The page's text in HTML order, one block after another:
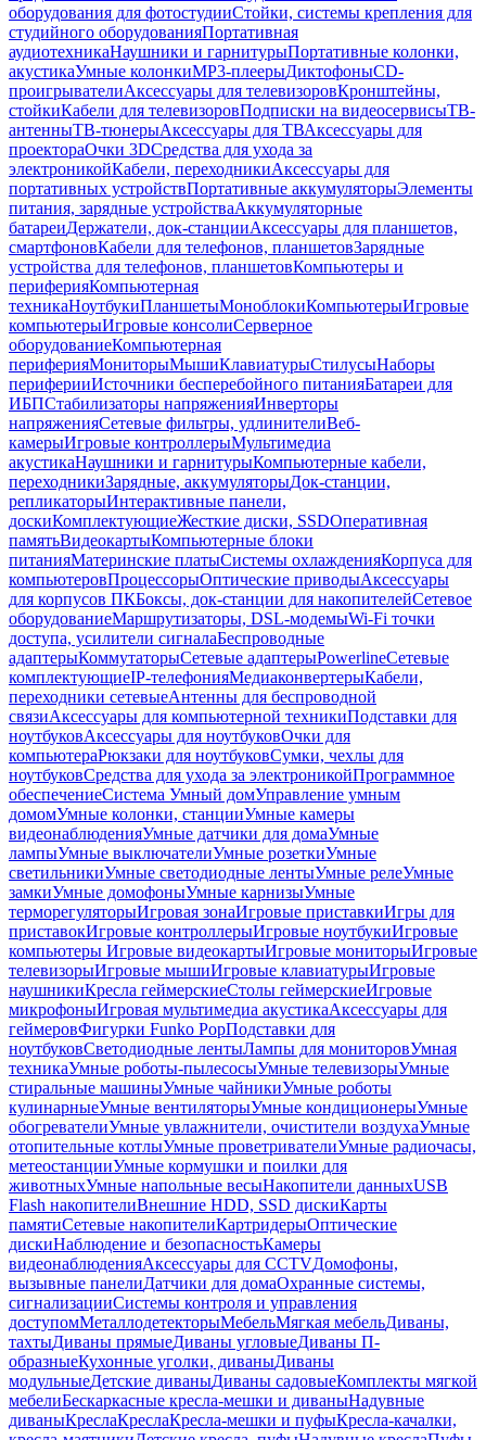
оборудования для фотостудииСтойки, системы крепления для
студийного оборудованияПортативная
аудиотехникаНаушники и гарнитурыПортативные колонки,
акустикаУмные колонкиMP3-плеерыДиктофоныCD-
проигрывателиАксессуары для телевизоровКронштейны,
стойкиКабели для телевизоровПодписки на видеосервисыТВ-
антенныТВ-тюнерыАксессуары для ТВАксессуары для
проектораОчки 3DСредства для ухода за
электроникойКабели, переходникиАксессуары для
портативных устройствПортативные аккумуляторыЭлементы
питания, зарядные устройстваАккумуляторные
батареиДержатели, док-станцииАксессуары для планшетов,
смартфоновКабели для телефонов, планшетовЗарядные
устройства для телефонов, планшетовКомпьютеры и
периферияКомпьютерная
техникаНоутбукиПланшетыМоноблокиКомпьютерыИгровые
компьютерыИгровые консолиСерверное
оборудованиеКомпьютерная
периферияМониторыМышиКлавиатурыСтилусыНаборы
периферииИсточники бесперебойного питанияБатареи для
ИБПСтабилизаторы напряженияИнверторы
напряженияСетевые фильтры, удлинителиВеб-
камерыИгровые контроллерыМультимедиа
акустикаНаушники и гарнитурыКомпьютерные кабели,
переходникиЗарядные, аккумуляторыДок-станции,
репликаторыИнтерактивные панели,
доскиКомплектующиеЖесткие диски, SSDОперативная
памятьВидеокартыКомпьютерные блоки
питанияМатеринские платыСистемы охлажденияКорпуса для
компьютеровПроцессорыОптические приводыАксессуары
для корпусов ПКБоксы, док-станции для накопителейСетевое
оборудованиеМаршрутизаторы, DSL-модемыWi-Fi точки
доступа, усилители сигналаБеспроводные
адаптерыКоммутаторыСетевые адаптерыPowerlineСетевые
комплектующиеIP-телефонияМедиаконвертерыКабели,
переходники сетевыеАнтенны для беспроводной
связиАксессуары для компьютерной техникиПодставки для
ноутбуковАксессуары для ноутбуковОчки для
компьютераРюкзаки для ноутбуковСумки, чехлы для
ноутбуковСредства для ухода за электроникойПрограммное
обеспечениеСистема Умный домУправление умным
домомУмные колонки, станцииУмные камеры
видеонаблюденияУмные датчики для домаУмные
лампыУмные выключателиУмные розеткиУмные
светильникиУмные светодиодные лентыУмные релеУмные
замкиУмные домофоныУмные карнизыУмные
терморегуляторыИгровая зонаИгровые приставкиИгры для
приставокИгровые контроллерыИгровые ноутбукиИгровые
компьютеры Игровые видеокартыИгровые мониторыИгровые
телевизорыИгровые мышиИгровые клавиатурыИгровые
наушникиКресла геймерскиеСтолы геймерскиеИгровые
микрофоныИгровая мультимедиа акустикаАксессуары для
геймеровФигурки Funko PopПодставки для
ноутбуковСветодиодные лентыЛампы для мониторовУмная
техникаУмные роботы-пылесосыУмные телевизорыУмные
стиральные машиныУмные чайникиУмные роботы
кулинарныеУмные вентиляторыУмные кондиционерыУмные
обогревателиУмные увлажнители, очистители воздухаУмные
отопительные котлыУмные проветривателиУмные радиочасы,
метеостанцииУмные кормушки и поилки для
животныхУмные напольные весыНакопители данныхUSB
Flash накопителиВнешние HDD, SSD дискиКарты
памятиСетевые накопителиКартридерыОптические
дискиНаблюдение и безопасностьКамеры
видеонаблюденияАксессуары для CCTVДомофоны,
вызывные панелиДатчики для домаОхранные системы,
сигнализацииСистемы контроля и управления
доступомМеталлодетекторыМебельМягкая мебельДиваны,
тахтыДиваны прямыеДиваны угловыеДиваны П-
образныеКухонные уголки, диваныДиваны
модульныеДетские диваныДиваны садовыеКомплекты мягкой
мебелиБескаркасные кресла-мешки и диваныНадувные
диваныКреслаКреслаКресла-мешки и пуфыКресла-качалки,